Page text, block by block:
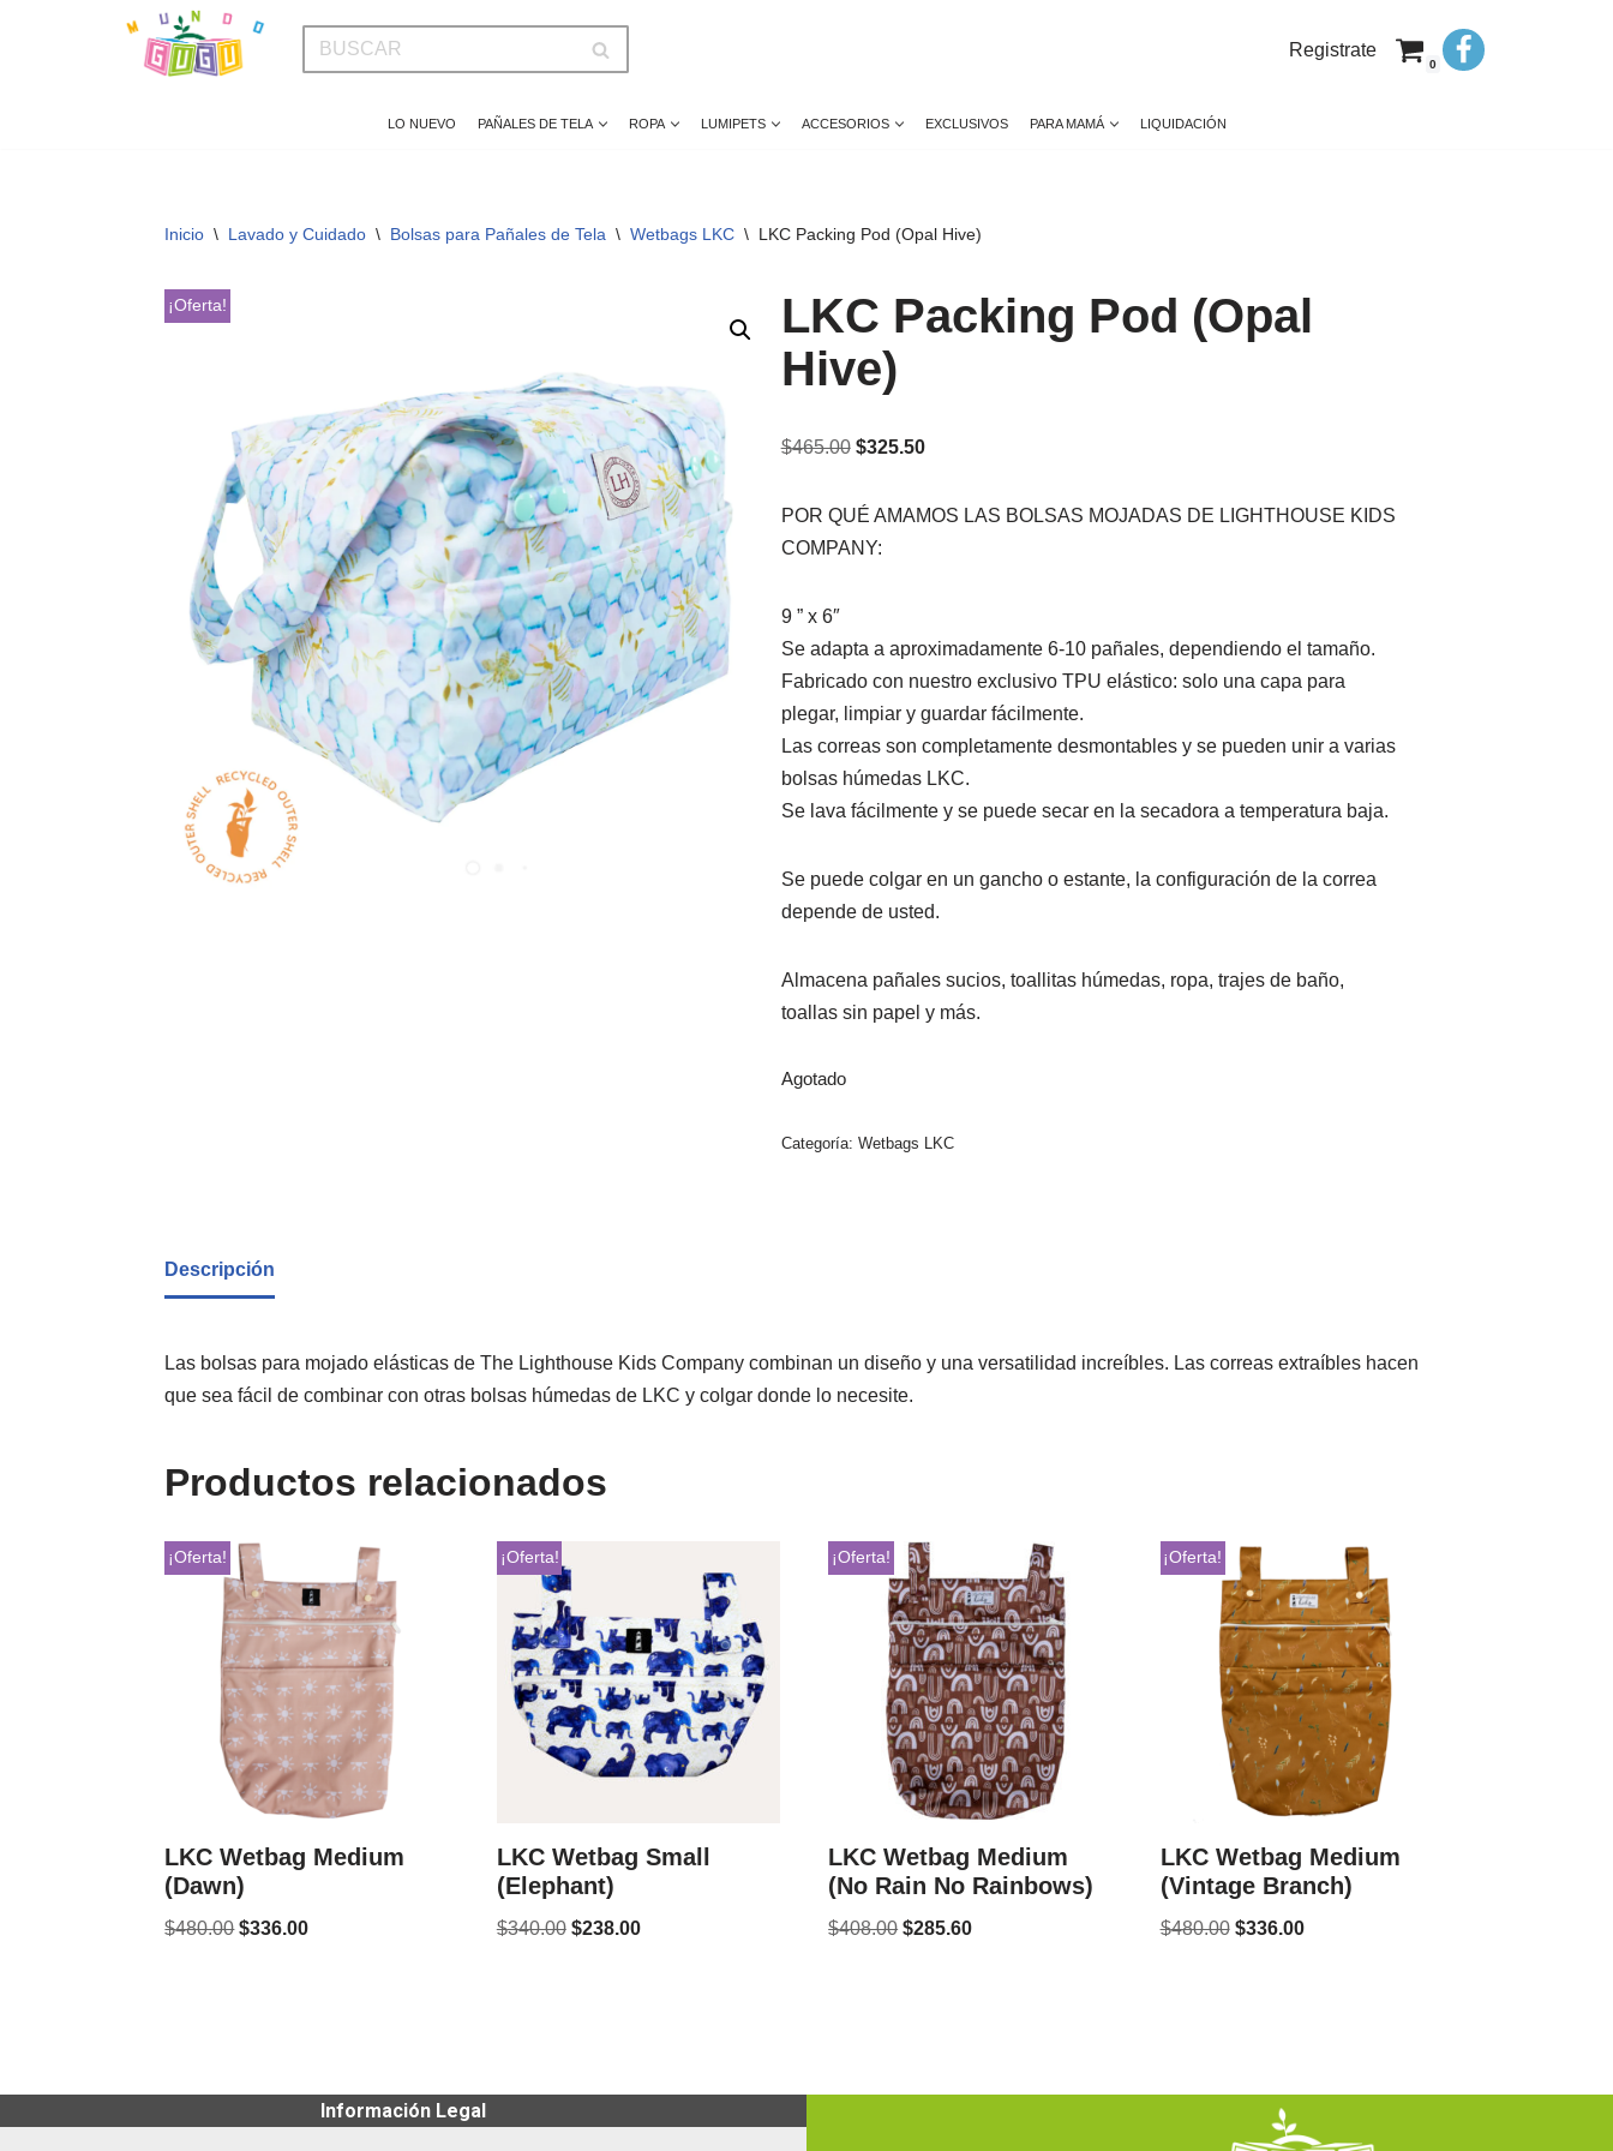
Registrate
0
LO NUEVO PAÑALES DE TELA ROPA LUMIPETS ACCESORIOS EXCLUSIVOS PARA MAMÁ LIQUIDACIÓN
Inicio \ Lavado y Cuidado \ Bolsas para Pañales de Tela \ Wetbags LKC \ LKC Packing Pod (Opal Hive)
¡Oferta!
LKC Packing Pod (Opal
Hive)
$465.00 $325.50
POR QUÉ AMAMOS LAS BOLSAS MOJADAS DE LIGHTHOUSE KIDS
COMPANY:
9 ” x 6″
Se adapta a aproximadamente 6-10 pañales, dependiendo el tamaño.
Fabricado con nuestro exclusivo TPU elástico: solo una capa para
plegar, limpiar y guardar fácilmente.
Las correas son completamente desmontables y se pueden unir a varias
bolsas húmedas LKC.
Se lava fácilmente y se puede secar en la secadora a temperatura baja.
Se puede colgar en un gancho o estante, la configuración de la correa
depende de usted.
Almacena pañales sucios, toallitas húmedas, ropa, trajes de baño,
toallas sin papel y más.
Agotado
Categoría: Wetbags LKC
Descripción
Las bolsas para mojado elásticas de The Lighthouse Kids Company combinan un diseño y una versatilidad increíbles. Las correas extraíbles hacen
que sea fácil de combinar con otras bolsas húmedas de LKC y colgar donde lo necesite.
Productos relacionados
¡Oferta!
LKC Wetbag Medium
(Dawn)
$480.00 $336.00
¡Oferta!
LKC Wetbag Small
(Elephant)
$340.00 $238.00
¡Oferta!
LKC Wetbag Medium
(No Rain No Rainbows)
$408.00 $285.60
¡Oferta!
LKC Wetbag Medium
(Vintage Branch)
$480.00 $336.00
Información Legal